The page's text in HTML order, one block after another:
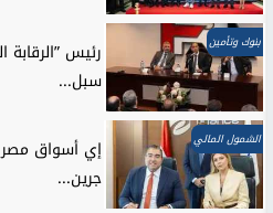
بنوك وتأمين
رئيس ”الرقابة
سبل...
الشمول المالي
إي أسواق مصر
جرين...